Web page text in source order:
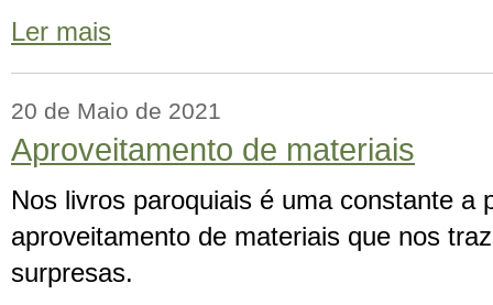
Ler mais
20 de Maio de 2021
Aproveitamento de materiais
Nos livros paroquiais é uma constante a
aproveitamento de materiais que nos
surpresas.